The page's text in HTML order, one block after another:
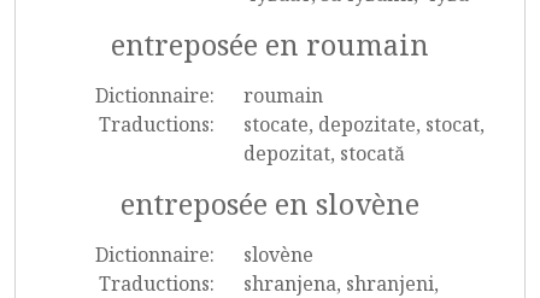
entreposée en roumain
Dictionnaire:
roumain
Traductions:
stocate, depozitate, stocat,
depozitat, stocată
entreposée en slovène
Dictionnaire:
slovène
Traductions:
shranjena, shranjeni,